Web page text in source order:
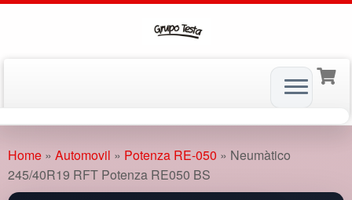
to
content
Home » Automovil » Potenza RE-050 » Neumàtico
245/40R19 RFT Potenza RE050 BS